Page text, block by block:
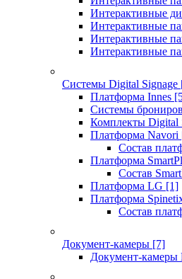
Интерактивные
Интерактивные
Интерактивные
Интерактивные
Системы Digital Signage
Платформа Innes
Системы
Комплекты Digital
Платформа Navori
Состав
Платформа
Состав
Платформа LG [1]
Платформа
Состав
Документ-камеры [7]
Документ-камеры